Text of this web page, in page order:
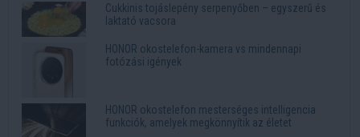
Cukkinis tojáslepény serpenyőben – egyszerű és
laktató vacsora
HONOR okostelefon-kamera vs mindennapi
fotózási igények
HONOR okostelefon mesterséges intelligencia
funkciók, amelyek megkönnyítik az életet